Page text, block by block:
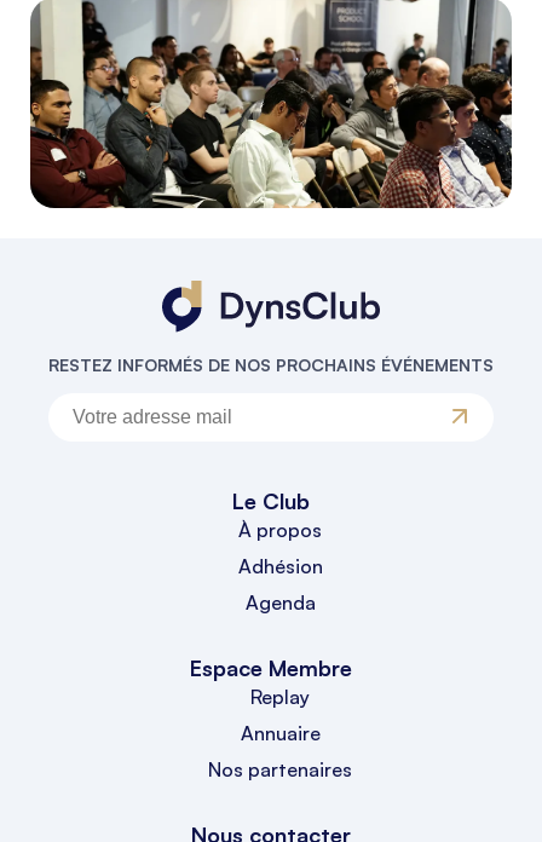
RESTEZ INFORMÉS DE NOS PROCHAINS ÉVÉNEMENTS
Le Club
À propos
Adhésion
Agenda
Espace Membre
Replay
Annuaire
Nos partenaires
Nous contacter